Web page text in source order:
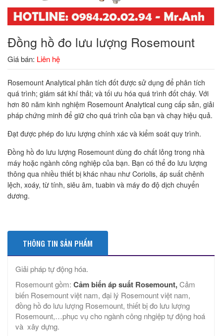
Đồng hồ đo lưu lượng Rosemount
Giá bán: Liên hệ
Rosemount Analytical phân tích đốt được sử dụng để phân tích
quá trình; giám sát khí thải; và tối ưu hóa quá trình đốt cháy. Với
hơn 80 năm kinh nghiệm Rosemount Analytical cung cấp sản, giải
pháp chứng minh để giữ cho quá trình của bạn và chạy hiệu quả.
Đạt được phép đo lưu lượng chính xác và kiểm soát quy trình.
Đồng hồ đo lưu lượng Rosemount dùng đo chất lỏng trong nhà
máy hoặc ngành công nghiệp của bạn. Bạn có thể đo lưu lượng
thông qua nhiều thiết bị khác nhau như Coriolis, áp suất chênh
lệch, xoáy, từ tính, siêu âm, tuabin và máy đo độ dịch chuyển
dương.
THÔNG TIN SẢN PHẨM
Giải pháp tự động hóa.
Rosemount gồm: Cảm biến áp suất Rosemount,Cảm
biến Rosemount việt nam, đại lý Rosemount việt nam,
đồng hồ đo lưu lượng Rosemount, thiết bị đo lưu lượng
Rosemount,…phục vụ cho ngành công nhgiệp tự động hoá
và xây dựng.